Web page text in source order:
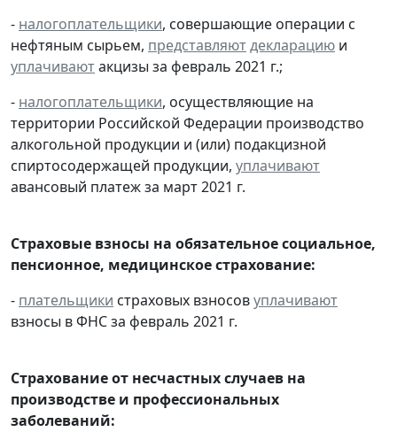
- налогоплательщики, совершающие операции с
нефтяным сырьем, представляютдекларацию и
уплачиваютакцизы за февраль 2021 г.;
- налогоплательщики, осуществляющие на
территории Российской Федерации производство
алкогольной продукции и (или) подакцизной
спиртосодержащей продукции, уплачивают
авансовый платеж за март 2021 г.
Страховые взносы на обязательное социальное,
пенсионное, медицинское страхование:
- плательщики страховых взносовуплачивают
взносы в ФНС за февраль 2021 г.
Страхование от несчастных случаев на
производстве и профессиональных
заболеваний: